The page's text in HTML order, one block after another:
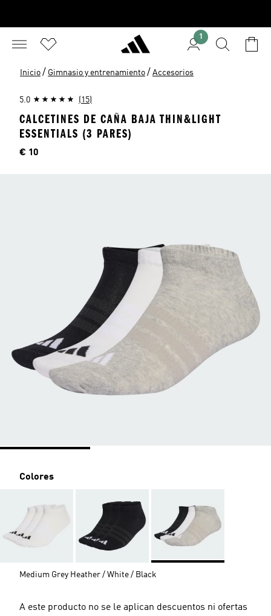
1
Inicio / Gimnasio y entrenamiento / Accesorios
5.0 (15)
CALCETINES DE CAÑA BAJA THIN&LIGHT
ESSENTIALS (3 PARES)
Precio
€ 10
Colores
Medium Grey Heather / White / Black
A este producto no se le aplican descuentos ni ofertas